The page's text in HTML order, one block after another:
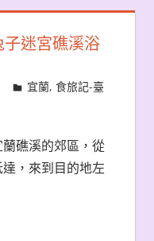
子迷宮礁溪浴
宜蘭,食旅記-臺
礁溪的郊區，從
，來到目的地左